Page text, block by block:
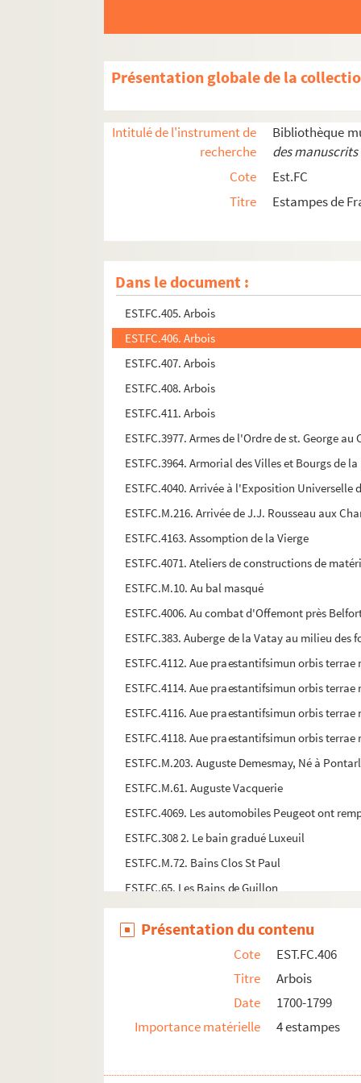
Présentation globale de la
Intitulé de l'instrument de
recherche
Bibliothèque
des
Cote
Est.FC
Titre
Estampes de
Dans le document :
EST.FC.467. Ancien château de Chézéry (Jura)
EST.FC.390. Ancienne abbaye dans le Jura
EST.FC.303. Ancienne abbaye de Luxeuil
EST.FC.307. Ancienne maison de ville à
EST.FC.G.13. Ancienne maison de ville à
EST.FC.1245. Ansicht des neuen Canals bei
EST.FC.M.204. Antide Janvier Horloger
EST.FC.1256. (Pierre François) Arbey né à
EST.FC.405. Arbois
EST.FC.406. Arbois
EST.FC.407. Arbois
EST.FC.408. Arbois
EST.FC.411. Arbois
EST.FC.3977. Armes de l'Ordre de st. George
EST.FC.3964. Armorial des Villes et Bourgs de
EST.FC.4040. Arrivée à l'Exposition
EST.FC.M.216. Arrivée de J.J. Rousseau aux
EST.FC.4163. Assomption de la Vierge
EST.FC.4071. Ateliers de constructions de
EST.FC.M.10. Au bal masqué
EST.FC.4006. Au combat d'Offemont près
EST.FC.383. Auberge de la Vatay au milieu des
EST.FC.4112. Aue praestantifsimun orbis
EST.FC.4114. Aue praestantifsimun orbis
EST.FC.4116. Aue praestantifsimun orbis
EST.FC.4118. Aue praestantifsimun orbis
EST.FC.M.203. Auguste Demesmay, Né à
EST.FC.M.61. Auguste Vacquerie
EST.FC.4069. Les automobiles Peugeot ont
EST.FC.308 2. Le bain gradué Luxeuil
EST.FC.M.72. Bains Clos St Paul
EST.FC.65. Les Bains de Guillon
EST.FC.66. Bains d'eaux minérales
EST.FC.4055. Bains Granvelle
EST.FC.M.126. Bains Salins de Besançon
EST.FC.M.127. Bains Salins de Besançon
EST.FC.4051. Banquet patriotique Offert aux
EST.FC.4041. Barbisier crânement content
Présentation du contenu
Cote
EST.FC.406
Titre
Arbois
Date
1700-1799
Importance matérielle
4 estampes